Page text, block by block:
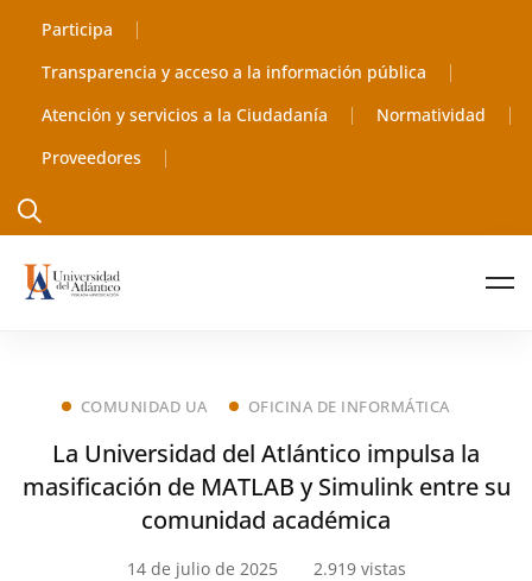
Participa
Transparencia y acceso a la información pública
Atención y servicios a la Ciudadanía
Normatividad
Proveedores
COMUNIDAD UA OFICINA DE INFORMÁTICA
La Universidad del Atlántico impulsa la
masificación de MATLAB y Simulink entre su
comunidad académica
14 de julio de 2025 2.919 vistas